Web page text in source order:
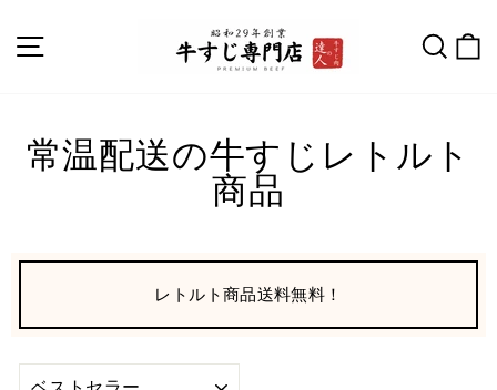
常温配送の牛すじレトルト
商品
レトルト商品送料無料！